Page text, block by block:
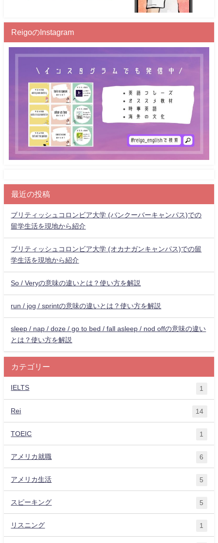
ReigoのInstagram
最近の投稿
ブリティッシュコロンビア大学 (バンクーバーキャンパス)での
留学生活を現地から紹介
ブリティッシュコロンビア大学 (オカナガンキャンパス)での留
学生活を現地から紹介
So / Veryの意味の違いとは？使い方を解説
run / jog / sprintの意味の違いとは？使い方を解説
sleep / nap / doze / go to bed / fall asleep / nod offの意味の違い
とは？使い方を解説
カテゴリー
IELTS 1
Rei 14
TOEIC 1
アメリカ就職 6
アメリカ生活 5
スピーキング 5
リスニング 1